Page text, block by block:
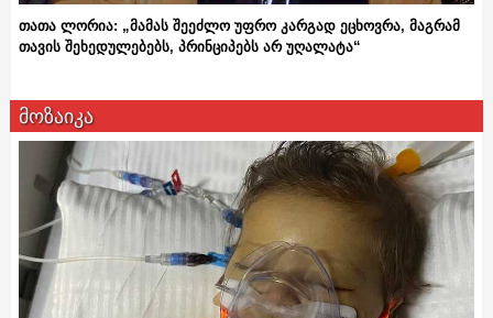
თათა ლორია: „მამას შეეძლო უფრო კარგად ეცხოვრა, მაგრამ
თავის შეხედულებებს, პრინციპებს არ უღალატა“
მოზაიკა